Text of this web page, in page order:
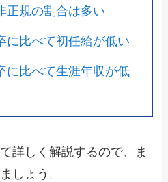
正規の割合は多い
に比べて初任給が低い
に比べて生涯年収が低
詳しく解説するので、ま
しょう。